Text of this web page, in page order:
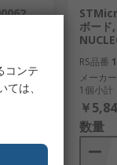
ボー
RS品番
メーカ
1個小計
￥
数量
コンテ
は、